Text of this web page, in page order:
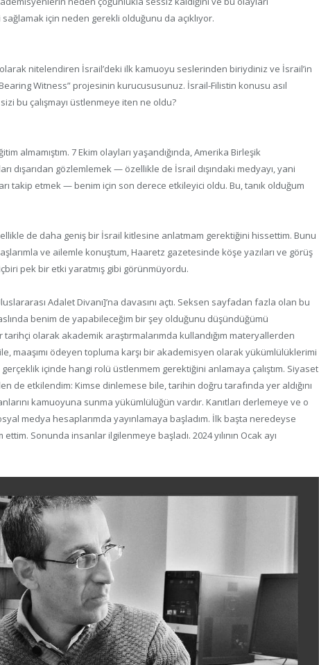
için neden gerekli olduğunu da açıklıyor.
olarak nitelendiren İsrail’deki ilk kamuoyu seslerinden biriydiniz ve İsrail’in
Witness” projesinin kurucususunuz. İsrail-Filistin konusu asıl
bu çalışmayı üstlenmeye iten ne oldu?
almamıştım. 7 Ekim olayları yaşandığında, Amerika Birleşik
dışarıdan gözlemlemek — özellikle de İsrail dışındaki medyayı, yani
takip etmek — benim için son derece etkileyici oldu. Bu, tanık olduğum
de daha geniş bir İsrail kitlesine anlatmam gerektiğini hissettim. Bunu
ve ailemle konuştum, Haaretz gazetesinde köşe yazıları ve görüş
pek bir etki yaratmış gibi görünmüyordu.
Adalet Divanı]’na davasını açtı. Seksen sayfadan fazla olan bu
benim de yapabileceğim bir şey olduğunu düşündüğümü
olarak akademik araştırmalarımda kullandığım materyallerden
maaşımı ödeyen topluma karşı bir akademisyen olarak yükümlülüklerimi
içinde hangi rolü üstlenmem gerektiğini anlamaya çalıştım. Siyaset
de etkilendim: Kimse dinlemese bile, tarihin doğru tarafında yer aldığını
kamuoyuna sunma yükümlülüğün vardır. Kanıtları derlemeye ve o
medya hesaplarımda yayınlamaya başladım. İlk başta neredeyse
Sonunda insanlar ilgilenmeye başladı. 2024 yılının Ocak ayı